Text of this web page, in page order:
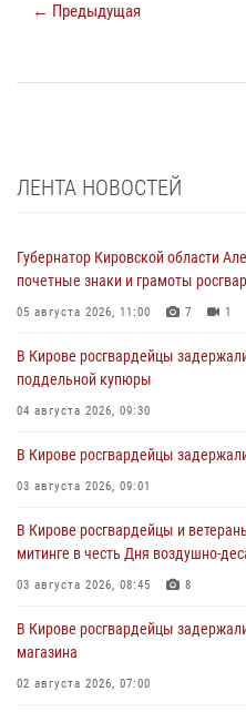
← Предыдущая
ЛЕНТА НОВОСТЕЙ
Губернатор Кировской области
почетные знаки и грамоты
05 августа 2026, 11:00 7 1
В Кирове росгвардейцы
поддельной купюры
04 августа 2026, 09:30
В Кирове росгвардейцы
03 августа 2026, 09:01
В Кирове росгвардейцы и
митинге в честь Дня воздушно-
03 августа 2026, 08:45 8
В Кирове росгвардейцы
магазина
02 августа 2026, 07:00